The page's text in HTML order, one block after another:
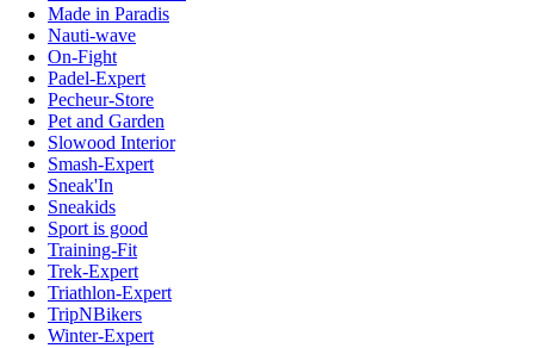
Made in Paradis
Nauti-wave
On-Fight
Padel-Expert
Pecheur-Store
Pet and Garden
Slowood Interior
Smash-Expert
Sneak'In
Sneakids
Sport is good
Training-Fit
Trek-Expert
Triathlon-Expert
TripNBikers
Winter-Expert